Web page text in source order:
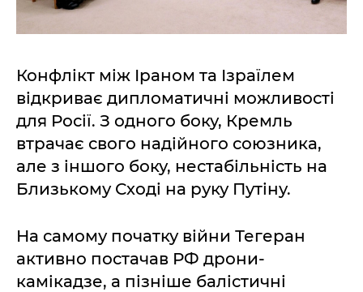
Конфлікт між Іраном та Ізраїлем
відкриває дипломатичні можливості
для Росії. З одного боку, Кремль
втрачає свого надійного союзника,
але з іншого боку, нестабільність на
Близькому Сході на руку Путіну.
На самому початку війни Тегеран
активно постачав РФ дрони-
камікадзе, а пізніше балістичні